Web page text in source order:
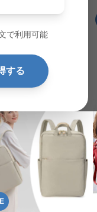
で利用可能
する
ンリュック キャンバ
ドケッチ 都会派リュ